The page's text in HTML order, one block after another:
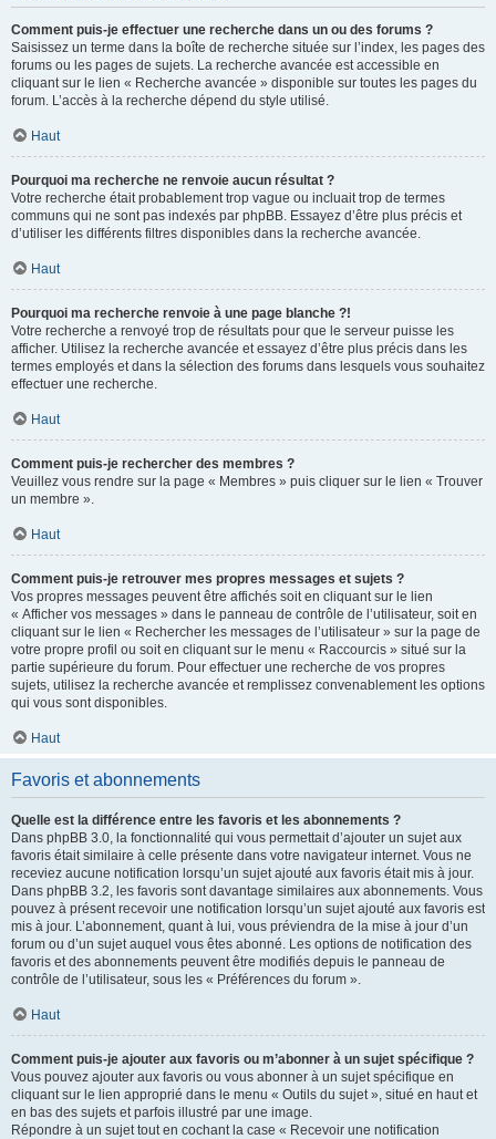
Comment puis-je effectuer une recherche dans un ou des forums ?
Saisissez un terme dans la boîte de recherche située sur l’index, les pages des
forums ou les pages de sujets. La recherche avancée est accessible en
cliquant sur le lien « Recherche avancée » disponible sur toutes les pages du
forum. L’accès à la recherche dépend du style utilisé.
Haut
Pourquoi ma recherche ne renvoie aucun résultat ?
Votre recherche était probablement trop vague ou incluait trop de termes
communs qui ne sont pas indexés par phpBB. Essayez d’être plus précis et
d’utiliser les différents filtres disponibles dans la recherche avancée.
Haut
Pourquoi ma recherche renvoie à une page blanche ?!
Votre recherche a renvoyé trop de résultats pour que le serveur puisse les
afficher. Utilisez la recherche avancée et essayez d’être plus précis dans les
termes employés et dans la sélection des forums dans lesquels vous souhaitez
effectuer une recherche.
Haut
Comment puis-je rechercher des membres ?
Veuillez vous rendre sur la page « Membres » puis cliquer sur le lien « Trouver
un membre ».
Haut
Comment puis-je retrouver mes propres messages et sujets ?
Vos propres messages peuvent être affichés soit en cliquant sur le lien
« Afficher vos messages » dans le panneau de contrôle de l’utilisateur, soit en
cliquant sur le lien « Rechercher les messages de l’utilisateur » sur la page de
votre propre profil ou soit en cliquant sur le menu « Raccourcis » situé sur la
partie supérieure du forum. Pour effectuer une recherche de vos propres
sujets, utilisez la recherche avancée et remplissez convenablement les options
qui vous sont disponibles.
Haut
Favoris et abonnements
Quelle est la différence entre les favoris et les abonnements ?
Dans phpBB 3.0, la fonctionnalité qui vous permettait d’ajouter un sujet aux
favoris était similaire à celle présente dans votre navigateur internet. Vous ne
receviez aucune notification lorsqu’un sujet ajouté aux favoris était mis à jour.
Dans phpBB 3.2, les favoris sont davantage similaires aux abonnements. Vous
pouvez à présent recevoir une notification lorsqu’un sujet ajouté aux favoris est
mis à jour. L’abonnement, quant à lui, vous préviendra de la mise à jour d’un
forum ou d’un sujet auquel vous êtes abonné. Les options de notification des
favoris et des abonnements peuvent être modifiés depuis le panneau de
contrôle de l’utilisateur, sous les « Préférences du forum ».
Haut
Comment puis-je ajouter aux favoris ou m’abonner à un sujet spécifique ?
Vous pouvez ajouter aux favoris ou vous abonner à un sujet spécifique en
cliquant sur le lien approprié dans le menu « Outils du sujet », situé en haut et
en bas des sujets et parfois illustré par une image.
Répondre à un sujet tout en cochant la case « Recevoir une notification